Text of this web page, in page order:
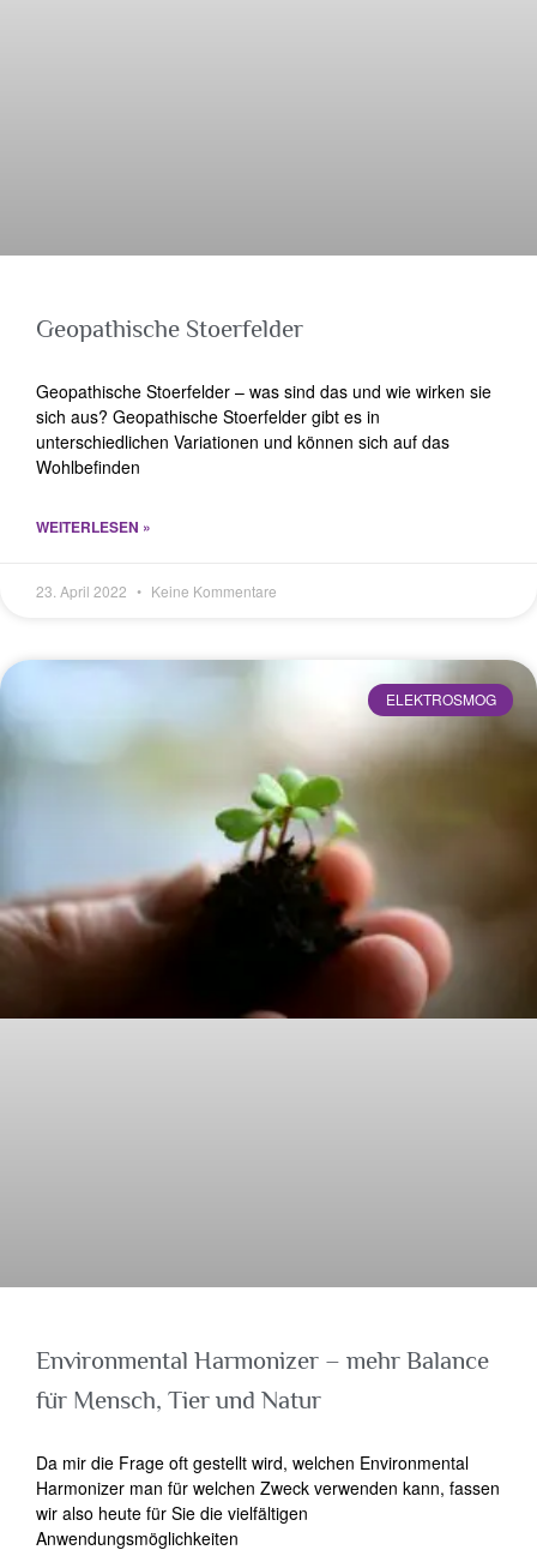
Geopathische Stoerfelder
Geopathische Stoerfelder – was sind das und wie wirken sie
sich aus? Geopathische Stoerfelder gibt es in
unterschiedlichen Variationen und können sich auf das
Wohlbefinden
WEITERLESEN »
23. April 2022 Keine Kommentare
ELEKTROSMOG
Environmental Harmonizer – mehr Balance
für Mensch, Tier und Natur
Da mir die Frage oft gestellt wird, welchen Environmental
Harmonizer man für welchen Zweck verwenden kann, fassen
wir also heute für Sie die vielfältigen
Anwendungsmöglichkeiten